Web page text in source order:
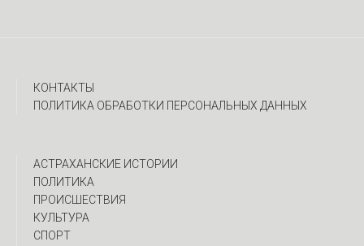
КОНТАКТЫ
ПОЛИТИКА ОБРАБОТКИ ПЕРСОНАЛЬНЫХ ДАННЫХ
АСТРАХАНСКИЕ ИСТОРИИ
ПОЛИТИКА
ПРОИСШЕСТВИЯ
КУЛЬТУРА
СПОРТ